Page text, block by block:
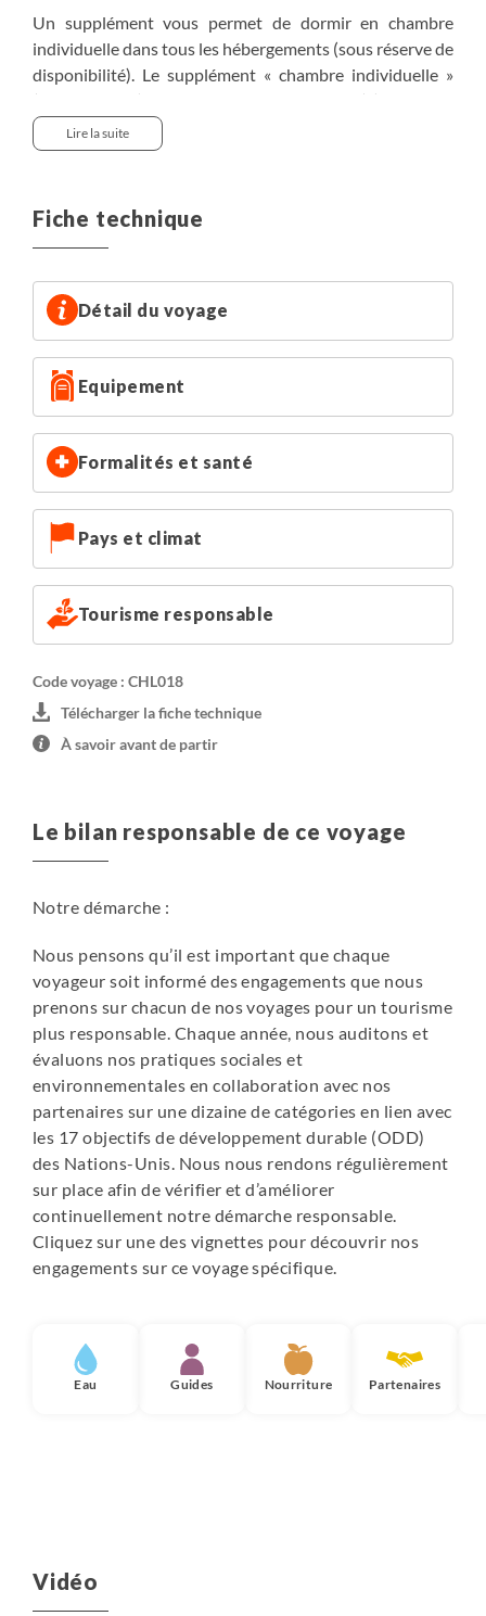
Un supplément vous permet de dormir en chambre
individuelle dans tous les hébergements (sous réserve de
disponibilité). Le supplément « chambre individuelle »
(ou « simple ») vous permet de dormir seul(e), en toute
tranquillité : ce n’est ni un surclassement, ni la garantie
d’avoir une chambre aussi spacieuse qu’une chambre
petites chambres aux occupations individuelles.
pouvant changer selon la disponibilité au moment de
votre réservation) :
Santiago : Hôtel Rugendas
Ile de Pâques : Hôtel Taura'a
Quito : Hôtel Ikala
Ile Santa Cruz : Hôtel Dejavu
Ile Isabela : Hôtel San Vicente
Lire la suite
Fiche technique
Détail du voyage
Equipement
Formalités et santé
Pays et climat
Tourisme responsable
Code voyage : CHL018
Télécharger la fiche technique
À savoir avant de partir
Le bilan responsable de ce voyage
Notre démarche :
Nous pensons qu’il est important que chaque
voyageur soit informé des engagements que nous
prenons sur chacun de nos voyages pour un tourisme
plus responsable. Chaque année, nous auditons et
évaluons nos pratiques sociales et
environnementales en collaboration avec nos
partenaires sur une dizaine de catégories en lien avec
les 17 objectifs de développement durable (ODD)
des Nations-Unis. Nous nous rendons régulièrement
sur place afin de vérifier et d’améliorer
continuellement notre démarche responsable.
Cliquez sur une des vignettes pour découvrir nos
engagements sur ce voyage spécifique.
Eau Guides Nourriture Partenaires
Vidéo